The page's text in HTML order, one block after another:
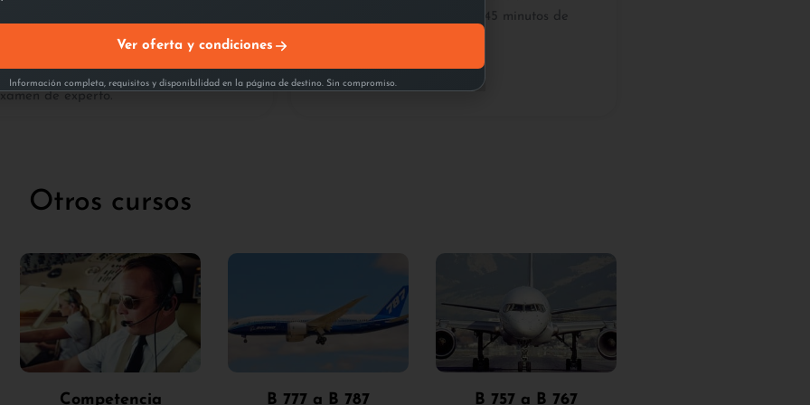
la novena convocatoria se realizará el
de experto.
Aproximadamente 35 y 45 minutos de
Otros cursos
Competencia B 777 a B 787 B 757 a B 767
Ver oferta y condiciones
Información completa, requisitos y disponibilidad en la página de destino. Sin compromiso.